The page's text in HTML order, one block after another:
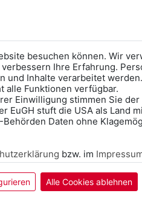
besuchen können. Wir
Ihre Erfahrung.
und Inhalte verarbeitet
alle Funktionen verfügbar.
Einwilligung stimmen Sie
EuGH stuft die USA als Land
Daten ohne
bzw. im
Alle Cookies ablehnen
AnprobeVorort im
das Kalendersymbol.
Ohne Termin kann es zu
Bitte nehmen Sie eine
für Ihren Einkauf mit.
Wir freuen uns - Das
correct school.
calendar icon.
Without an appointment,